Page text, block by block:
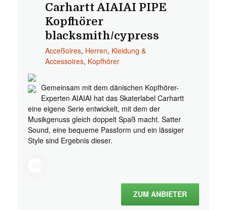
Carhartt AIAIAI PIPE
Kopfhörer
blacksmith/cypress
Acceßoires, Herren, Kleidung &
Accessoires, Kopfhörer
Gemeinsam mit dem dänischen Kopfhörer-
Experten AIAIAI hat das Skaterlabel Carhartt
eine eigene Serie entwickelt, mit dem der
Musikgenuss gleich doppelt Spaß macht. Satter
Sound, eine bequeme Passform und ein lässiger
Style sind Ergebnis dieser.
ZUM ANBIETER